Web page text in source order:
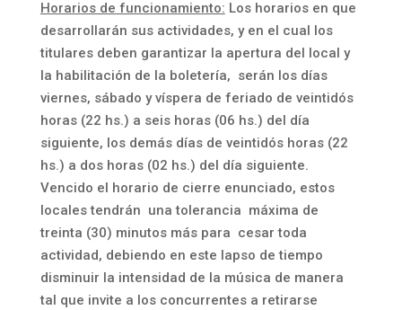
Horarios de funcionamiento: Los horarios en que
desarrollarán sus actividades, y en el cual los
titulares deben garantizar la apertura del local y
la habilitación de la boletería, serán los días
viernes, sábado y víspera de feriado de veintidós
horas (22 hs.) a seis horas (06 hs.) del día
siguiente, los demás días de veintidós horas (22
hs.) a dos horas (02 hs.) del día siguiente.
Vencido el horario de cierre enunciado, estos
locales tendrán una tolerancia máxima de
treinta (30) minutos más para cesar toda
actividad, debiendo en este lapso de tiempo
disminuir la intensidad de la música de manera
tal que invite a los concurrentes a retirarse